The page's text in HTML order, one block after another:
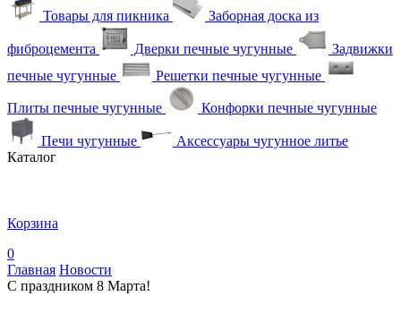
Товары для пикника Заборная доска из
фиброцемента Дверки печные чугунные
Задвижки
печные чугунные
Решетки печные чугунные
Плиты печные чугунные Конфорки печные чугунные
Печи чугунные
Аксессуары чугунное литье
Каталог
Корзина
0
Главная Новости
С праздником 8 Марта!